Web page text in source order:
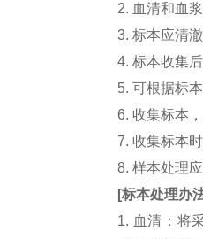
2. 血清和血
3. 标本应清
4. 标本收集
5. 可根据标
6. 收集标本
7. 收集标本
8. 样本处理
[标本处理办
1. 血清：将